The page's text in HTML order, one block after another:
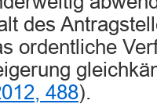
des
ordentliche
488).